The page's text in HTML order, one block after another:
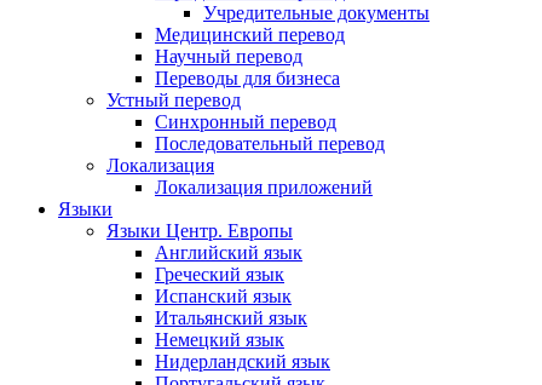
Учредительные документы
Медицинский перевод
Научный перевод
Переводы для бизнеса
Устный перевод
Синхронный перевод
Последовательный перевод
Локализация
Локализация приложений
Языки
Языки Центр. Европы
Английский язык
Греческий язык
Испанский язык
Итальянский язык
Немецкий язык
Нидерландский язык